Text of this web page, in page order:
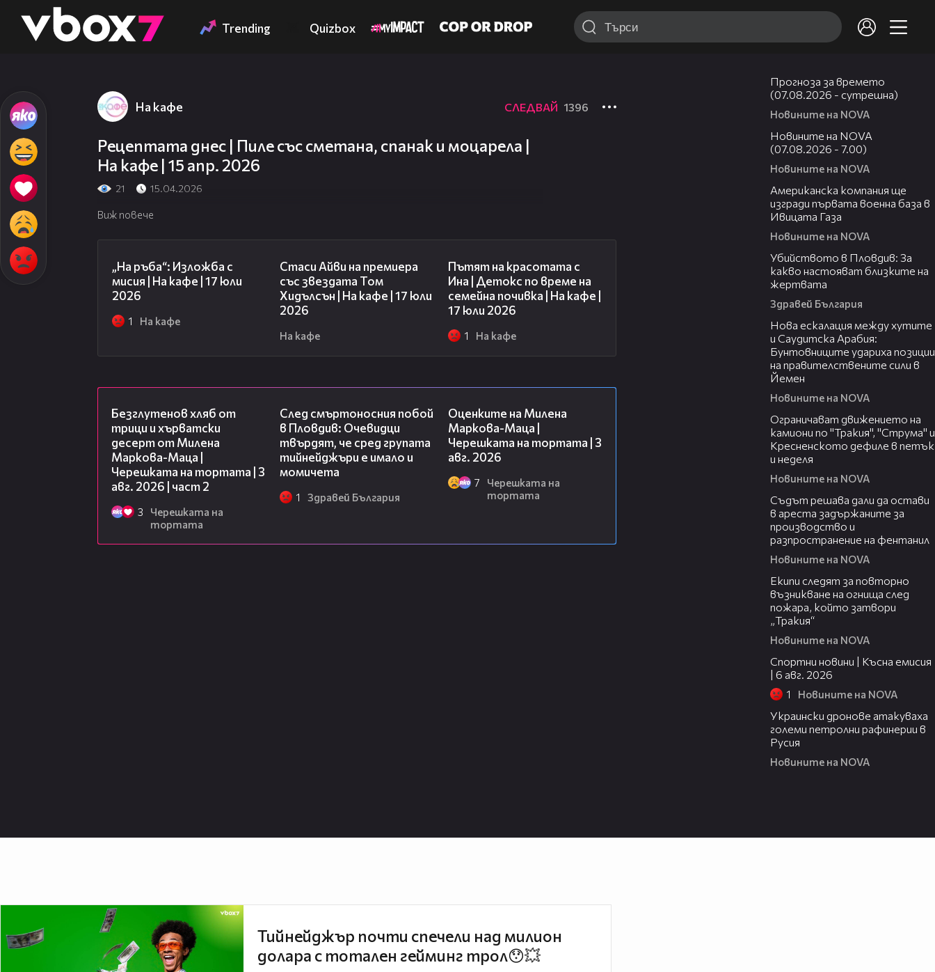
👾 Trending Quizbox
На кафе СЛЕДВАЙ 1396
Рецептата днес | Пиле със сметана, спанак и моцарела |
На кафе | 15 апр. 2026
21 15.04.2026
Виж повече
„На ръба“: Изложба с
мисия | На кафе | 17 юли
2026
1 На кафе
Стаси Айви на премиера
със звездата Том
Хидълсън | На кафе | 17 юли
2026
На кафе
Пътят на красотата с
Ина | Детокс по време на
семейна почивка | На кафе |
17 юли 2026
1 На кафе
Безглутенов хляб от
трици и хърватски
десерт от Милена
Маркова-Маца |
Черешката на тортата | 3
авг. 2026 | част 2
3
Черешката на
тортата
След смъртоносния побой
в Пловдив: Очевидци
твърдят, че сред групата
тийнейджъри е имало и
момичета
1 Здравей България
Оценките на Милена
Маркова-Маца |
Черешката на тортата | 3
авг. 2026
7
Черешката на
тортата
Прогноза за времето
(07.08.2026 - сутрешна)
Новините на NOVA
Новините на NOVA
(07.08.2026 - 7.00)
Новините на NOVA
Американска компания ще
изгради първата военна база в
Ивицата Газа
Новините на NOVA
Убийството в Пловдив: За
какво настояват близките на
жертвата
Здравей България
Нова ескалация между хутите
и Саудитска Арабия:
Бунтовниците удариха позиции
на правителствените сили в
Йемен
Новините на NOVA
Ограничават движението на
камиони по "Тракия", "Струма" и
Кресненското дефиле в петък
и неделя
Новините на NOVA
Съдът решава дали да остави
в ареста задържаните за
производство и
разпространение на фентанил
Новините на NOVA
Екипи следят за повторно
възникване на огнища след
пожара, който затвори
„Тракия“
Новините на NOVA
Спортни новини | Късна емисия
| 6 авг. 2026
1 Новините на NOVA
Украински дронове атакуваха
големи петролни рафинерии в
Русия
Новините на NOVA
Тийнейджър почти спечели над милион
долара с тотален гейминг трол😯💥